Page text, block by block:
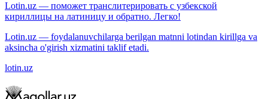
Lotin.uz — поможет транслитерировать с узбекской
кириллицы на латиницу и обратно. Легко!
Lotin.uz — foydalanuvchilarga berilgan matnni lotindan kirillga va
aksincha o'girish xizmatini taklif etadi.
lotin.uz